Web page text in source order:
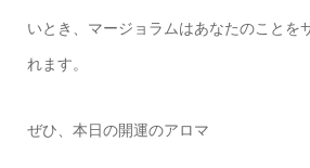
いとき、マージョラムはあなたのことを
れます。
ぜひ、本日の開運のアロマ